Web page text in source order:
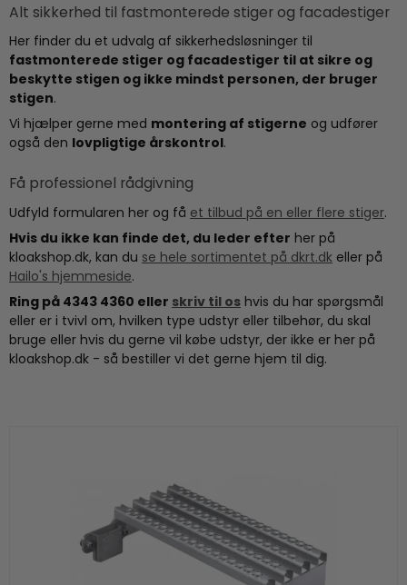
Alt sikkerhed til fastmonterede stiger og facadestiger
Her finder du et udvalg af sikkerhedsløsninger til
fastmonterede stiger og facadestiger til at sikre og
beskytte stigen og ikke mindst personen, der bruger
stigen.
Vi hjælper gerne med montering af stigerne og udfører
også den lovpligtige årskontrol.
Få professionel rådgivning
Udfyld formularen her og få et tilbud på en eller flere stiger.
Hvis du ikke kan finde det, du leder efter her på
kloakshop.dk, kan du se hele sortimentet på dkrt.dk eller på
Hailo's hjemmeside.
Ring på 4343 4360 eller skriv til os hvis du har spørgsmål
eller er i tvivl om, hvilken type udstyr eller tilbehør, du skal
bruge eller hvis du gerne vil købe udstyr, der ikke er her på
kloakshop.dk - så bestiller vi det gerne hjem til dig.